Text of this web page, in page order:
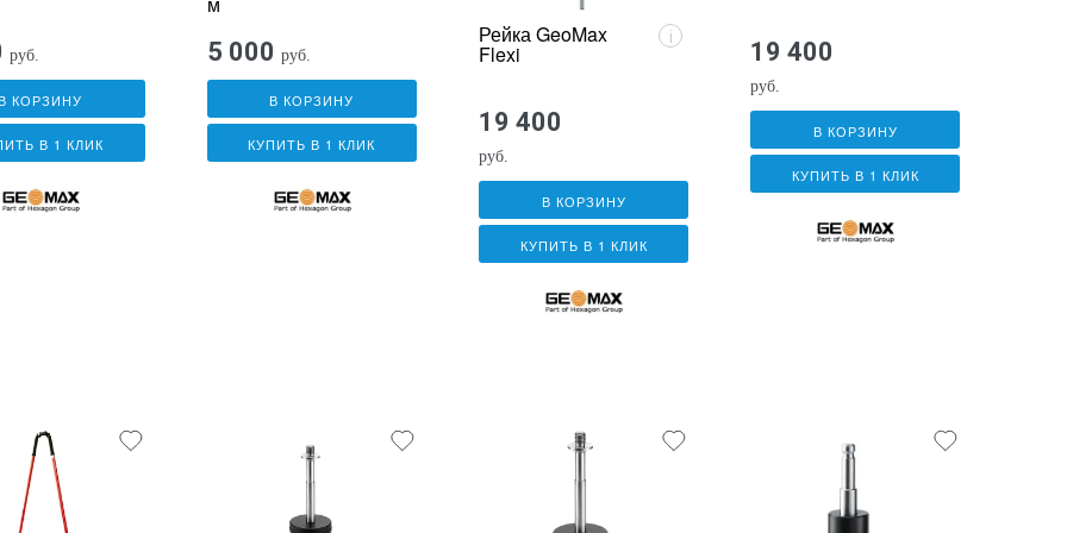
руб.
В КОРЗИНУ
В 1 КЛИК
5 000 руб.
В КОРЗИНУ
КУПИТЬ В 1 КЛИК
Рейка GeoMax
Flexi
i
19 400
руб.
В КОРЗИНУ
КУПИТЬ В 1 КЛИК
19 400
руб.
В КОРЗИНУ
КУПИТЬ В 1 КЛИК